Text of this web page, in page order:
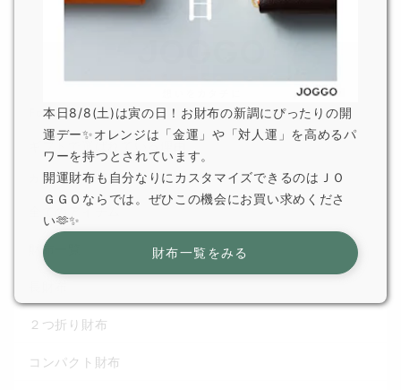
For Gift
ギフトで選ばれている理由
カテゴリから選ぶ
全てのアイテム
財布一覧
２つ折り財布
コンパクト財布
本日8/8(土)は寅の日！お財布の新調にぴったりの開
運デー✨オレンジは「金運」や「対人運」を高めるパ
ワーを持つとされています。
開運財布も自分なりにカスタマイズできるのはＪＯ
ＧＧＯならでは。ぜひこの機会にお買い求めくださ
い🫶✨
財布一覧をみる